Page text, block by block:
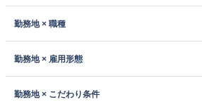
勤務地 × 職種
勤務地 × 雇用形態
勤務地 × こだわり条件